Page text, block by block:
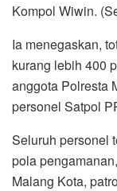
Kompol Wiwin.
Ia menegaskan,
kurang lebih 400
anggota Polresta
personel Satpol
Seluruh personel
pola
Malang Kota,